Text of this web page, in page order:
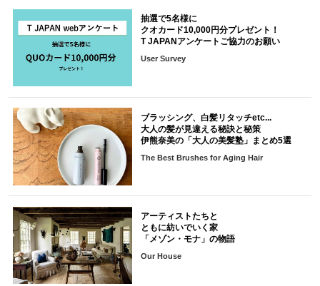
抽選で5名様に
クオカード10,000円分プレゼント！
T JAPANアンケートご協力のお願い
User Survey
ブラッシング、白髪リタッチetc...
大人の髪が見違える秘訣と秘策
伊熊奈美の「大人の美髪塾」まとめ5選
The Best Brushes for Aging Hair
アーティストたちと
ともに紡いでいく家
「メゾン・モナ」の物語
Our House